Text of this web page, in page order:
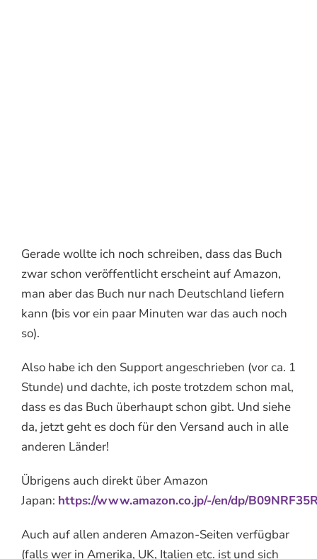
Gerade wollte ich noch schreiben, dass das Buch
zwar schon veröffentlicht erscheint auf Amazon,
man aber das Buch nur nach Deutschland liefern
kann (bis vor ein paar Minuten war das auch noch
so).
Also habe ich den Support angeschrieben (vor ca. 1
Stunde) und dachte, ich poste trotzdem schon mal,
dass es das Buch überhaupt schon gibt. Und siehe
da, jetzt geht es doch für den Versand auch in alle
anderen Länder!
Übrigens auch direkt über Amazon
Japan: https://www.amazon.co.jp/-/en/dp/
Auch auf allen anderen Amazon-Seiten verfügbar
(falls wer in Amerika, UK, Italien etc. ist und sich